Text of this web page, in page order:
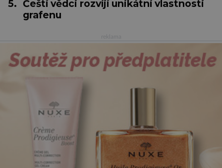
5. Čeští vědci rozvíjí unikátní vlastnosti
grafenu